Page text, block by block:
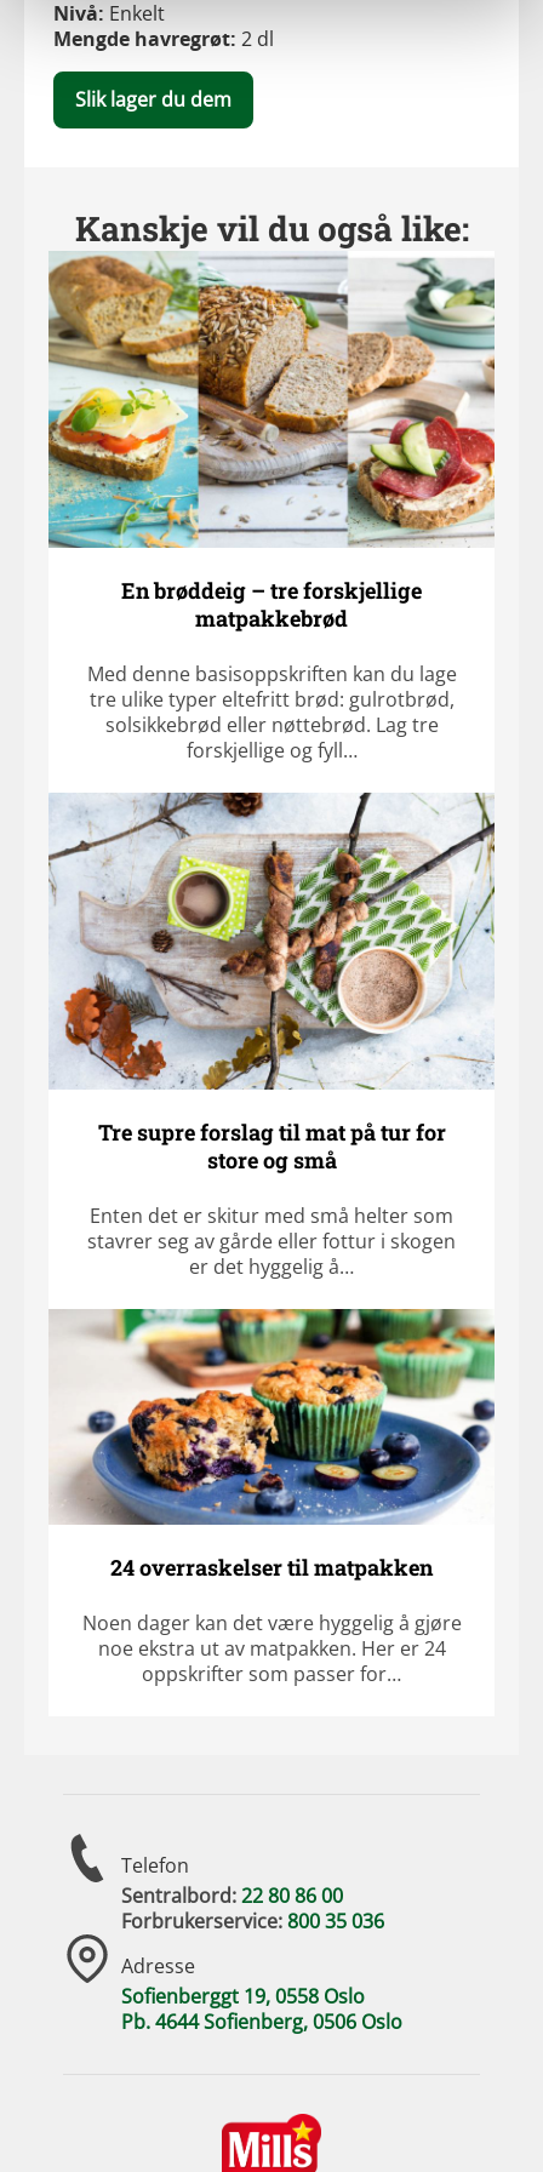
Nivå: Enkelt
Mengde havregrøt: 2 dl
Slik lager du dem
Kanskje vil du også like:
En brøddeig – tre forskjellige
matpakkebrød
Med denne basisoppskriften kan du lage
tre ulike typer eltefritt brød: gulrotbrød,
solsikkebrød eller nøttebrød. Lag tre
forskjellige og fyll…
Tre supre forslag til mat på tur for
store og små
Enten det er skitur med små helter som
stavrer seg av gårde eller fottur i skogen
er det hyggelig å…
24 overraskelser til matpakken
Noen dager kan det være hyggelig å gjøre
noe ekstra ut av matpakken. Her er 24
oppskrifter som passer for…
Telefon
Sentralbord:22 80 86 00
Forbrukerservice:800 35 036
Adresse
Sofienberggt 19, 0558 Oslo
Pb. 4644 Sofienberg, 0506 Oslo